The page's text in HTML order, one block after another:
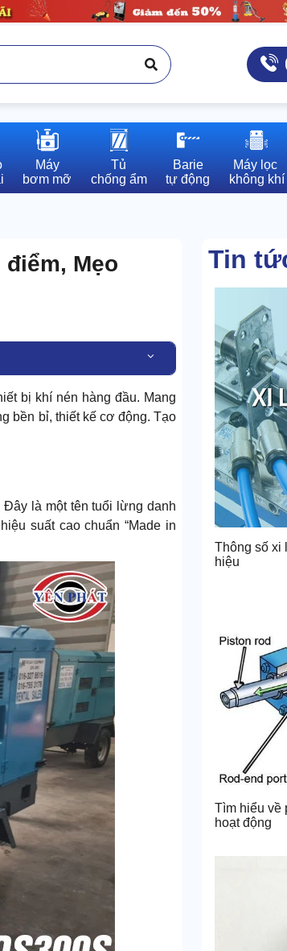
Máy
bơm mỡ
Tủ
chống ẩm
Barie
tự động
Máy lọc
không khí
Mẹo
bị khí nén hàng đầu. Mang
bền bỉ, thiết kế cơ động. Tạo
là một tên tuổi lừng danh
suất cao chuẩn “Made in
Tin
Thông số xi
hiệu
Tìm hiểu về
hoạt động